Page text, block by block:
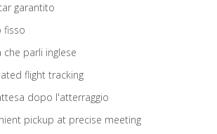
garantito
fisso
che parli inglese
flight tracking
dopo l'atterraggio
pickup at precise meeting